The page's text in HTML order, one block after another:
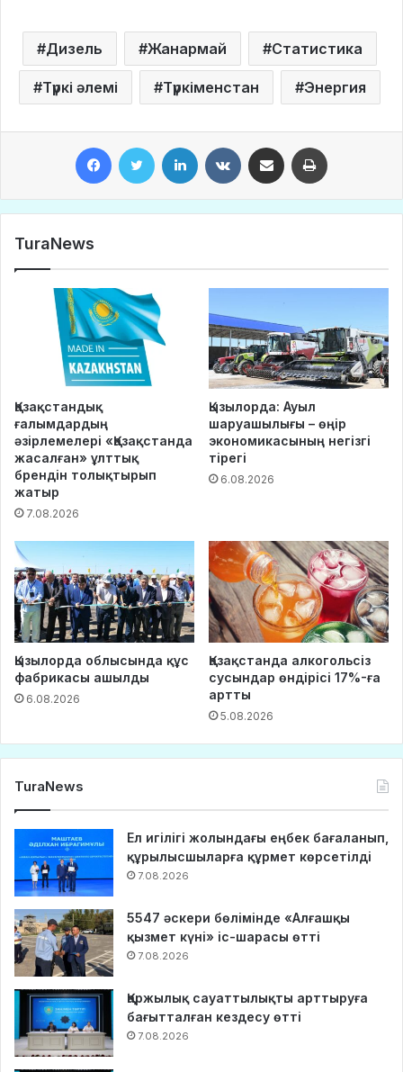
Дизель Жанармай Статистика
Түркі әлемі Түркіменстан Энергия
TuraNews
Қазақстандық
ғалымдардың
әзірлемелері «Қазақстанда
жасалған» ұлттық
брендін толықтырып
жатыр
7.08.2026
Қызылорда: Ауыл
шаруашылығы – өңір
экономикасының негізгі
тірегі
6.08.2026
Қызылорда облысында құс
фабрикасы ашылды
6.08.2026
Қазақстанда алкогольсіз
сусындар өндірісі 17%-ға
артты
5.08.2026
TuraNews
Ел игілігі жолындағы еңбек бағаланып,
құрылысшыларға құрмет көрсетілді
7.08.2026
5547 әскери бөлімінде «Алғашқы
қызмет күні» іс-шарасы өтті
7.08.2026
Қаржылық сауаттылықты арттыруға
бағытталған кездесу өтті
7.08.2026